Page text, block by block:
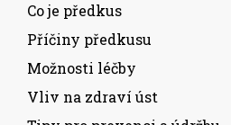
Co je předkus
Příčiny předkusu
Možnosti léčby
Vliv na zdraví úst